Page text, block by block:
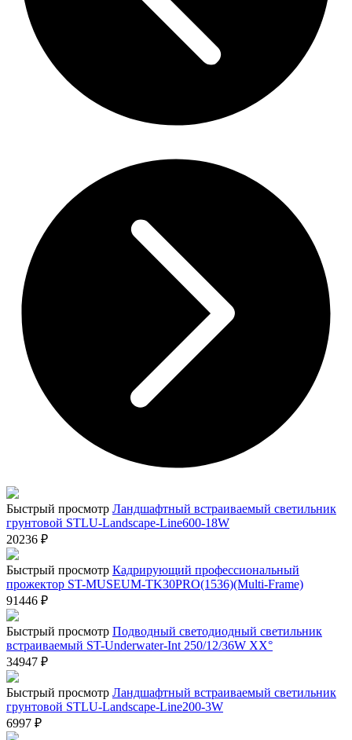
Быстрый просмотр Ландшафтный встраиваемый светильник
грунтовой STLU-Landscape-Line600-18W
20236 ₽
Быстрый просмотр Кадрирующий профессиональный
прожектор ST-MUSEUM-TK30PRO(1536)(Multi-Frame)
91446 ₽
Быстрый просмотр Подводный светодиодный светильник
встраиваемый ST-Underwater-Int 250/12/36W XX°
34947 ₽
Быстрый просмотр Ландшафтный встраиваемый светильник
грунтовой STLU-Landscape-Line200-3W
6997 ₽